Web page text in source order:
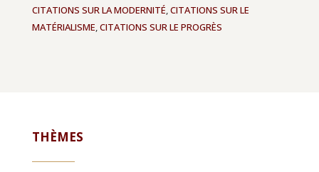
CITATIONS SUR LA MODERNITÉ,CITATIONS SUR LE
MATÉRIALISME,CITATIONS SUR LE PROGRÈS
THÈMES